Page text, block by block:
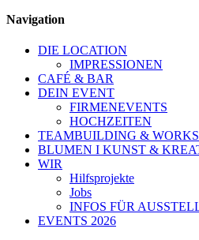
Navigation
DIE LOCATION
IMPRESSIONEN
CAFÉ & BAR
DEIN EVENT
FIRMENEVENTS
HOCHZEITEN
TEAMBUILDING &
BLUMEN I KUNST &
WIR
Hilfsprojekte
Jobs
INFOS FÜR
EVENTS 2026